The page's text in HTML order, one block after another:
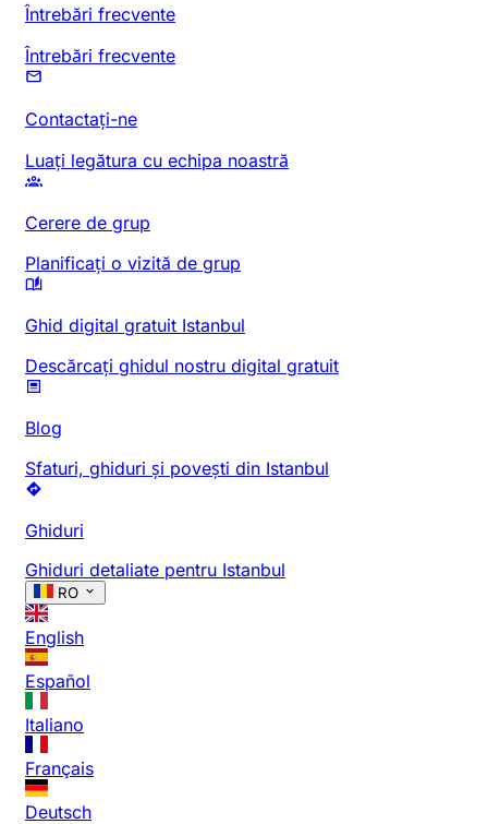
Întrebări frecvente
Întrebări frecvente
Contactați-ne
Luați legătura cu echipa noastră
Cerere de grup
Planificați o vizită de grup
Ghid digital gratuit Istanbul
Descărcați ghidul nostru digital gratuit
Blog
Sfaturi, ghiduri și povești din Istanbul
Ghiduri
Ghiduri detaliate pentru Istanbul
RO
English
Español
Italiano
Français
Deutsch